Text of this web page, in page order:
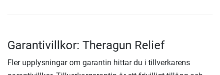
Garantivillkor: Theragun Relief
Fler upplysningar om garantin hittar du i tillverkarens